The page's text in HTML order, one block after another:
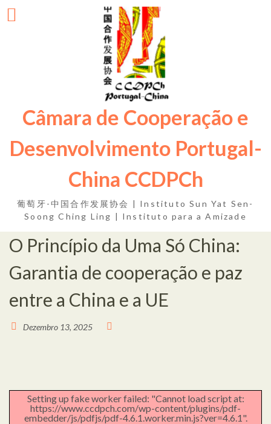
Skip
to
Câmara de Cooperação e
Desenvolvimento Portugal-
China CCDPCh
葡萄牙-中国合作发展协会 | Instituto Sun Yat Sen-
Soong Ching Ling | Instituto para a Amizade
O Princípio da Uma Só China:
Garantia de cooperação e paz
entre a China e a UE
Dezembro 13, 2025
Setting up fake worker failed: "Cannot load script at:
https://www.ccdpch.com/wp-content/plugins/pdf-
embedder/js/pdfjs/pdf-4.6.1.worker.min.js?ver=4.6.1".